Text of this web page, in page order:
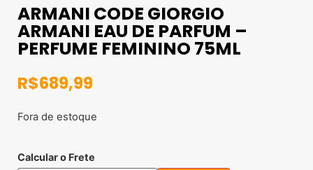
ARMANI CODE GIORGIO
ARMANI EAU DE PARFUM –
PERFUME FEMININO 75ML
R$689,99
Fora de estoque
Calcular o Frete